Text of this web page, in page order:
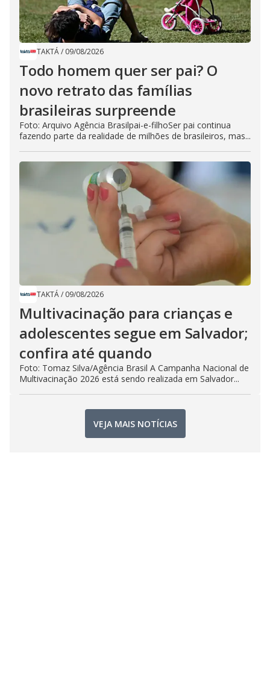
TAKTÁ/ 09/08/2026
Todo homem quer ser pai? O
novo retrato das famílias
brasileiras surpreende
Foto: Arquivo Agência Brasilpai-e-filhoSer pai continua
fazendo parte da realidade de milhões de brasileiros, mas...
TAKTÁ/ 09/08/2026
Multivacinação para crianças e
adolescentes segue em Salvador;
confira até quando
Foto: Tomaz Silva/Agência Brasil A Campanha Nacional de
Multivacinação 2026 está sendo realizada em Salvador...
VEJA MAIS NOTÍCIAS